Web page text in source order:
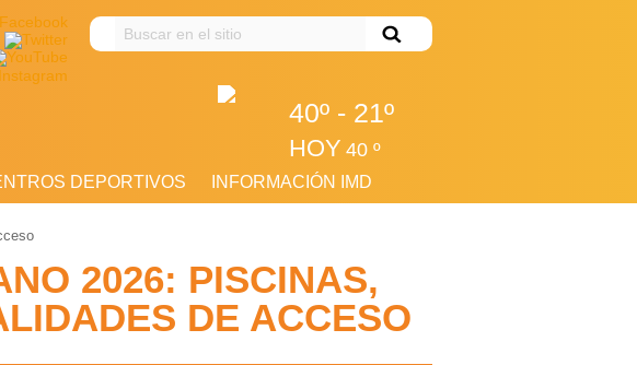
Buscar
en
40º - 21º
HOY 40 º
DEPORTIVOS INFORMACIÓN IMD
2026: PISCINAS,
DE ACCESO